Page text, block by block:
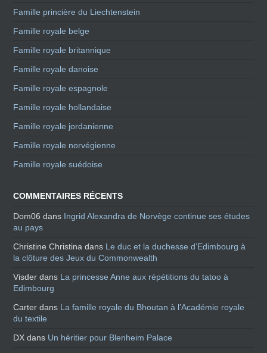
Famille princière du Liechtenstein
Famille royale belge
Famille royale britannique
Famille royale danoise
Famille royale espagnole
Famille royale hollandaise
Famille royale jordanienne
Famille royale norvégienne
Famille royale suédoise
COMMENTAIRES RÉCENTS
Dom06 dans Ingrid Alexandra de Norvège continue ses études
au pays
Christine Christina dans Le duc et la duchesse d’Edimbourg à
la clôture des Jeux du Commonwealth
Visder dans La princesse Anne aux répétitions du tatoo à
Edimbourg
Carter dans La famille royale du Bhoutan à l’Académie royale
du textile
DX dans Un héritier pour Blenheim Palace